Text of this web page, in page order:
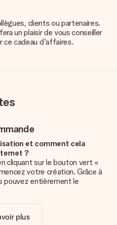
clients ou partenaires.
un plaisir de vous conseiller
ce cadeau d'affaires.
et comment cela
?
cliquant sur le bouton vert «
votre création. Grâce à
pouvez entièrement le
finale à votre cadeau.
plus